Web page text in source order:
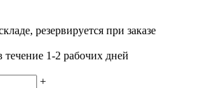
резервируется при заказе
течение 1-2 рабочих дней
+